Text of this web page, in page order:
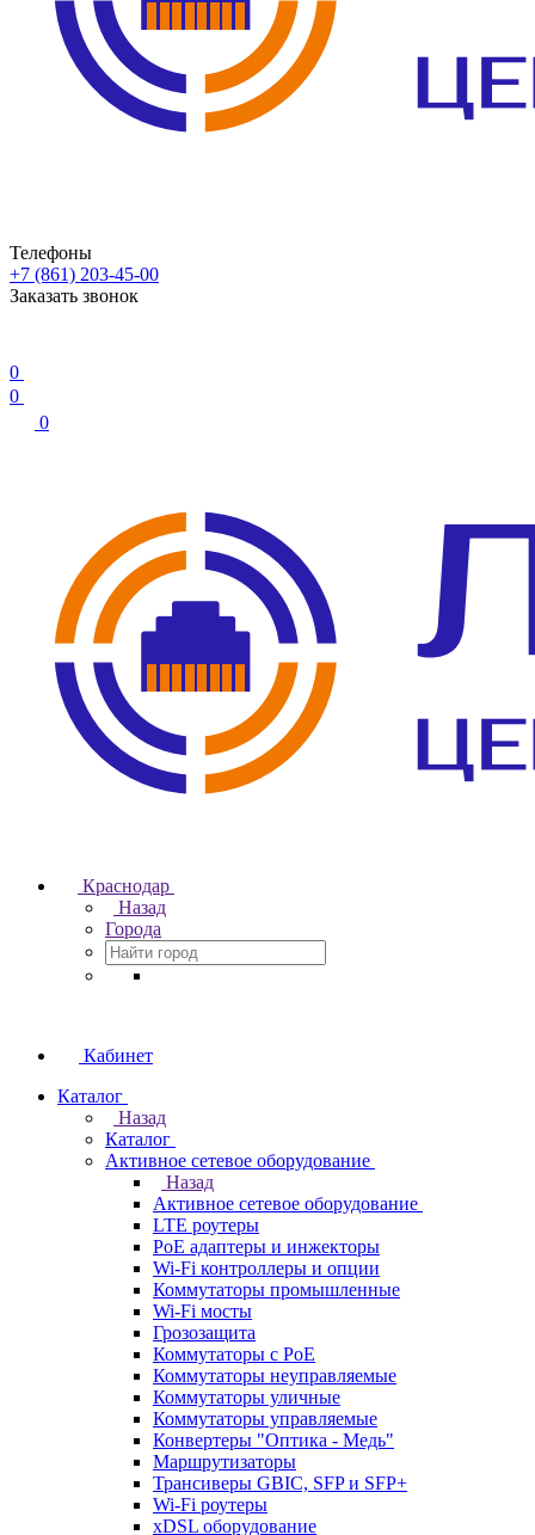
Телефоны
+7 (861) 203-45-00
Заказать звонок
0
0
0
Краснодар
Назад
Города
Кабинет
Каталог
Назад
Каталог
Активное сетевое оборудование
Назад
Активное сетевое оборудование
LTE роутеры
PoE адаптеры и инжекторы
Wi-Fi контроллеры и опции
Коммутаторы промышленные
Wi-Fi мосты
Грозозащита
Коммутаторы c PoE
Коммутаторы неуправляемые
Коммутаторы уличные
Коммутаторы управляемые
Конвертеры "Оптика - Медь"
Маршрутизаторы
Трансиверы GBIC, SFP и SFP+
Wi-Fi роутеры
xDSL оборудование